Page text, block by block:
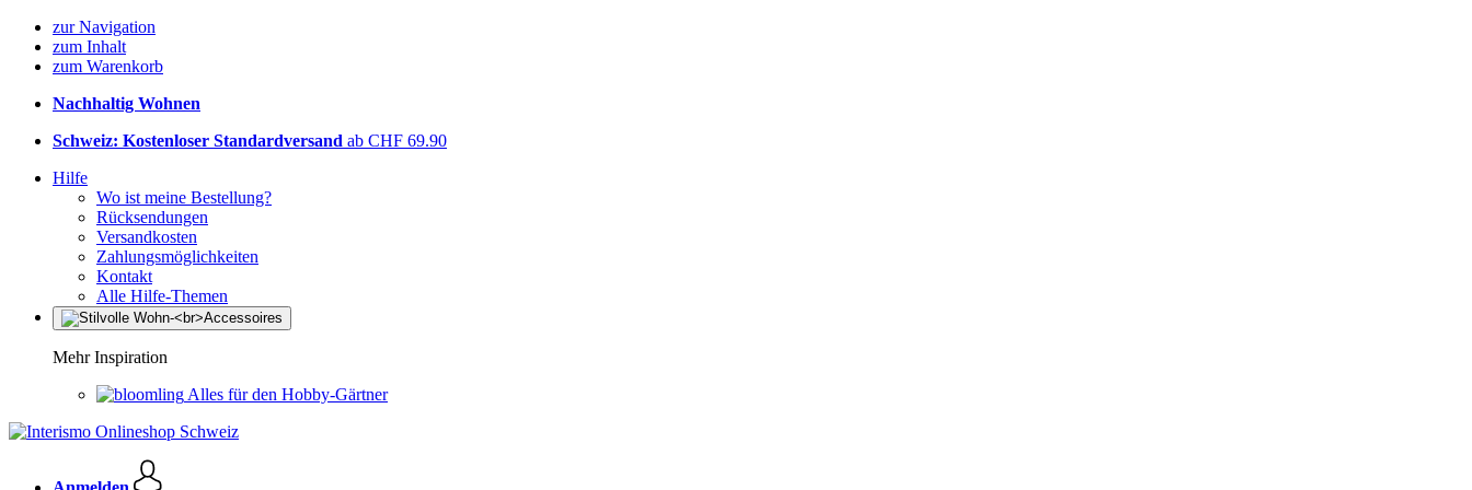
zur Navigation
zum Inhalt
zum Warenkorb
Nachhaltig Wohnen
Schweiz: Kostenloser Standardversand ab CHF 69.90
Hilfe
Wo ist meine Bestellung?
Rücksendungen
Versandkosten
Zahlungsmöglichkeiten
Kontakt
Alle Hilfe-Themen
Mehr Inspiration
Alles für den Hobby-Gärtner